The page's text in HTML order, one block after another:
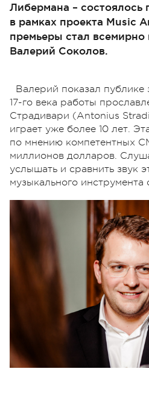
Либермана – состоялось
в рамках проекта Music
премьеры стал всемирно
Валерий Соколов.
Валерий показал публике
17-го века работы
Страдивари (Antonius
играет уже более 10 лет.
по мнению компетентных
миллионов долларов.
услышать и сравнить звук
музыкального